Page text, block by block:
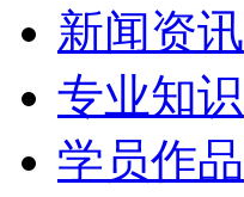
新闻资讯
专业知识
学员作品